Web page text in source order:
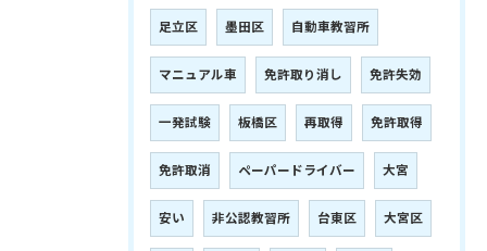
足立区 墨田区 自動車教習所
マニュアル車 免許取り消し 免許失効
一発試験 板橋区 再取得 免許取得
免許取消 ペーパードライバー 大宮
安い 非公認教習所 台東区 大宮区